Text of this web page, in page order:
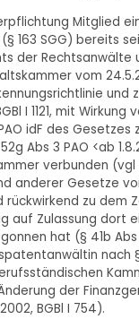
Mitglied
163 SGG) bereits
der Rechtsanwälte
vom
I 1121, mit
PAO idF des
Abs 3 PAO <ab
verbunden (vgl
Gesetze
rückwirkend zu
auf Zulassung dort
hat (§ 41b Abs
der
BGBl I 754).